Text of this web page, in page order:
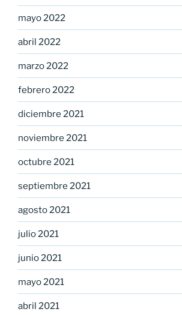
mayo 2022
abril 2022
marzo 2022
febrero 2022
diciembre 2021
noviembre 2021
octubre 2021
septiembre 2021
agosto 2021
julio 2021
junio 2021
mayo 2021
abril 2021